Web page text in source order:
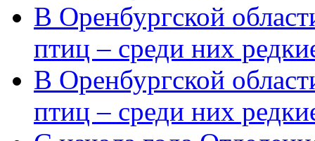
В Оренбургской
птиц – среди них
В Оренбургской
птиц – среди них